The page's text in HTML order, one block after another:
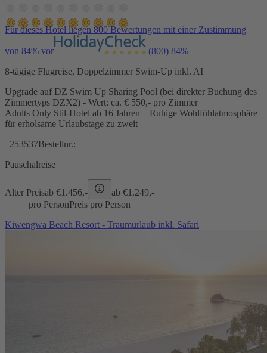
Für dieses Hotel liegen 800 Bewertungen mit einer Zustimmung
von 84% vor (800) 84%
8-tägige Flugreise, Doppelzimmer Swim-Up inkl. AI
Upgrade auf DZ Swim Up Sharing Pool (bei direkter Buchung des
Zimmertyps DZX2) - Wert: ca. € 550,- pro Zimmer
Adults Only Stil-Hotel ab 16 Jahren – Ruhige Wohlfühlatmosphäre
für erholsame Urlaubstage zu zweit
253537Bestellnr.:
Pauschalreise
Alter Preisab €1.456,- ab €1.249,-
pro PersonPreis pro Person
Kiwengwa Beach Resort - Traumurlaub inkl. Safari